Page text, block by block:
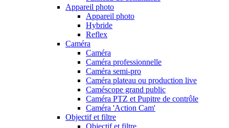
Appareil photo
Appareil photo
Hybride
Reflex
Caméra
Caméra
Caméra professionnelle
Caméra semi-pro
Caméra plateau ou production live
Caméscope grand public
Caméra PTZ et Pupitre de contrôle
Caméra 'Action Cam'
Objectif et filtre
Objectif et filtre